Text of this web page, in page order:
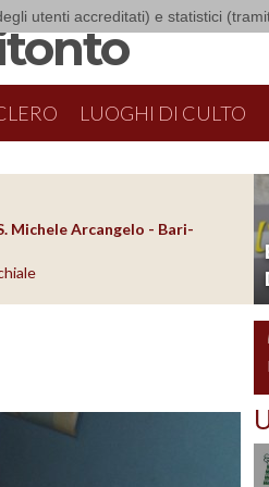
utenti accreditati) e statistici
LUOGHI DI CULTO
Michele Arcangelo - Bari-
8/10/